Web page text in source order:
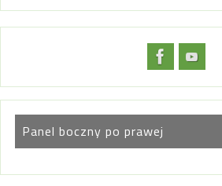
Panel boczny po prawej